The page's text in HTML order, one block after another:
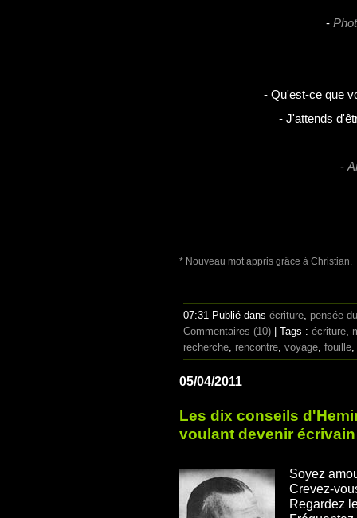
-
- Qu'est-ce que
- J'attends
-
* Nouveau mot appris grâce à Christian.
07:31 Publié dans écriture, pensée
Commentaires (10) | Tags : écriture,
recherche, rencontre, voyage, fouille,
05/04/2011
Les dix conseils
voulant devenir écrivain
Soyez
Crevez-
Regardez